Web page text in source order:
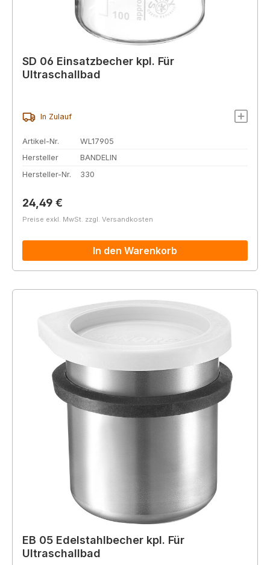
SD 06 Einsatzbecher kpl. Für
Ultraschallbad
In Zulauf
Artikel-Nr.
WL17905
Hersteller
BANDELIN
Hersteller-Nr.
330
Regulärer Preis:
24,49 €
Preise exkl. MwSt. zzgl. Versandkosten
In den Warenkorb
EB 05 Edelstahlbecher kpl. Für
Ultraschallbad